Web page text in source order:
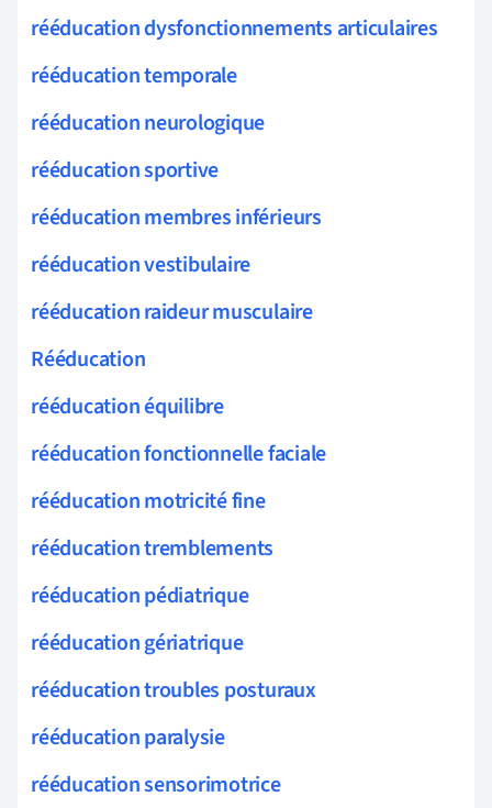
rééducation dysfonctionnements articulaires
rééducation temporale
rééducation neurologique
rééducation sportive
rééducation membres inférieurs
rééducation vestibulaire
rééducation raideur musculaire
Rééducation
rééducation équilibre
rééducation fonctionnelle faciale
rééducation motricité fine
rééducation tremblements
rééducation pédiatrique
rééducation gériatrique
rééducation troubles posturaux
rééducation paralysie
rééducation sensorimotrice